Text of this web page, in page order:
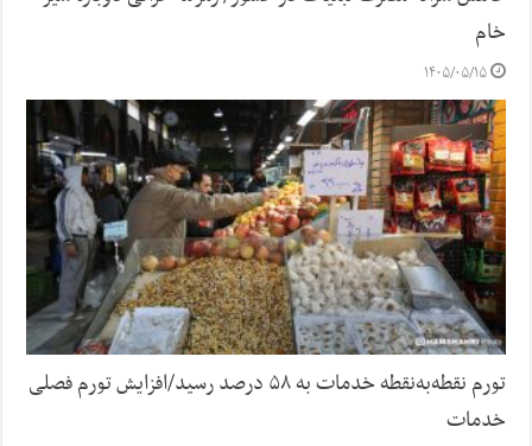
خام
۱۴۰۵/۰۵/۱۵
تورم نقطه‌به‌نقطه خدمات به ۵۸ درصد رسید/افزایش تورم فصلی
خدمات